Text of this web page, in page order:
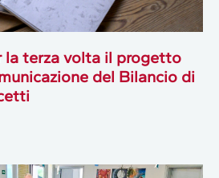
la terza volta il progetto
del Bilancio di